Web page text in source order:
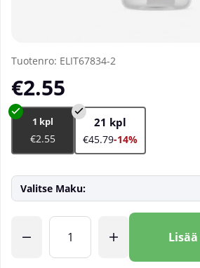
Tuotenro: ELIT67834-2
€2.55
1 kpl
€2.55
21 kpl
€45.79-14%
Valitse Maku: